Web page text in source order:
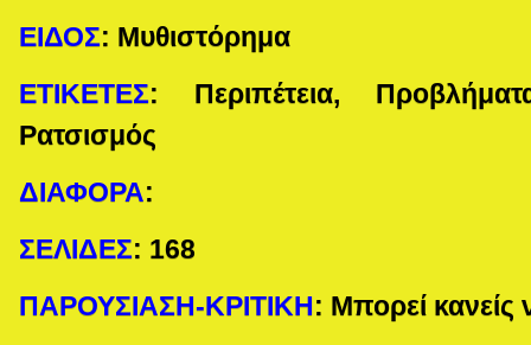
ΕΙΔΟΣ: Μυθιστόρημα
ΕΤΙΚΕΤΕΣ: Περιπέτεια,
Ρατσισμός
ΔΙΑΦΟΡΑ:
ΣΕΛΙΔΕΣ: 168
ΠΑΡΟΥΣΙΑΣΗ-ΚΡΙΤΙΚΗ: Μπορεί κανείς